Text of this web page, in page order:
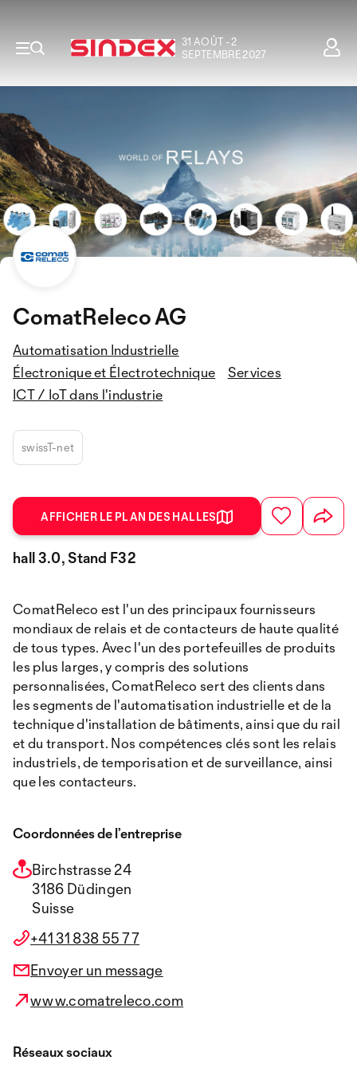
31 AOÛT - 2
SEPTEMBRE 2027
ComatReleco AG
Automatisation Industrielle
Électronique et Électrotechnique
Services
ICT / IoT dans l'industrie
swissT-net
AFFICHER LE PLAN DES HALLES
hall 3.0, Stand F32
ComatReleco est l'un des principaux fournisseurs
mondiaux de relais et de contacteurs de haute qualité
de tous types. Avec l'un des portefeuilles de produits
les plus larges, y compris des solutions
personnalisées, ComatReleco sert des clients dans
les segments de l'automatisation industrielle et de la
technique d'installation de bâtiments, ainsi que du rail
et du transport. Nos compétences clés sont les relais
industriels, de temporisation et de surveillance, ainsi
que les contacteurs.
Coordonnées de l’entreprise
Birchstrasse 24
3186 Düdingen
Suisse
+41 31 838 55 77
Envoyer un message
www.comatreleco.com
Réseaux sociaux